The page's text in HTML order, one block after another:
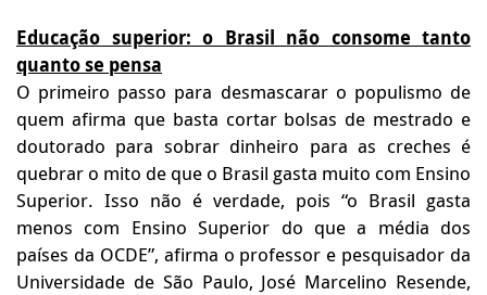
Educação superior: o Brasil não consome tanto
quanto se pensa
O primeiro passo para desmascarar o populismo de
quem afirma que basta cortar bolsas de mestrado e
doutorado para sobrar dinheiro para as creches é
quebrar o mito de que o Brasil gasta muito com Ensino
Superior. Isso não é verdade, pois “o Brasil gasta
menos com Ensino Superior do que a média dos
países da OCDE”, afirma o professor e pesquisador da
Universidade de São Paulo, José Marcelino Resende,